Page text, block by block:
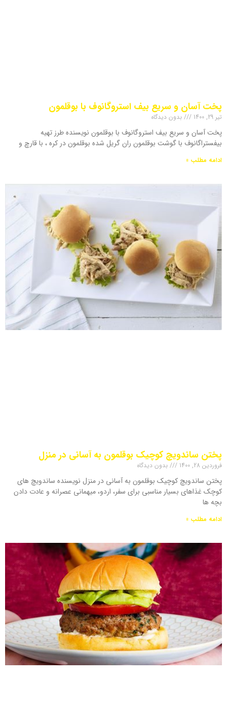
پخت آسان و سریع بیف استروگانوف با بوقلمون
تیر 29, 1400 بدون دیدگاه
پخت آسان و سریع بیف استروگانوف با بوقلمون نویسنده طرز تهیه
بیفستراگانوف با گوشت بوقلمون ران گریل شده بوقلمون در کره ، با قارچ و
ادامه مطلب »
پختن ساندویچ کوچیک بوقلمون به آسانی در منزل
فروردین 28, 1400 بدون دیدگاه
پختن ساندویچ کوچیک بوقلمون به آسانی در منزل نویسنده ساندویچ های
کوچک غذاهای بسیار مناسبی برای سفر، اردو، میهمانی عصرانه و عادت دادن
بچه ها
ادامه مطلب »